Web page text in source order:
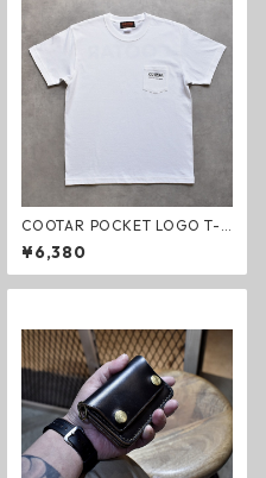
COOTAR POCKET LOGO T-s
hirt white
¥6,380